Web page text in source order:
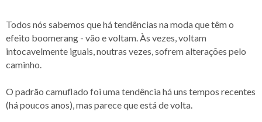
Todos nós sabemos que há tendências na moda que têm o
efeito boomerang - vão e voltam. Às vezes, voltam
intocavelmente iguais, noutras vezes, sofrem alterações pelo
caminho.
O padrão camuflado foi uma tendência há uns tempos recentes
(há poucos anos), mas parece que está de volta.